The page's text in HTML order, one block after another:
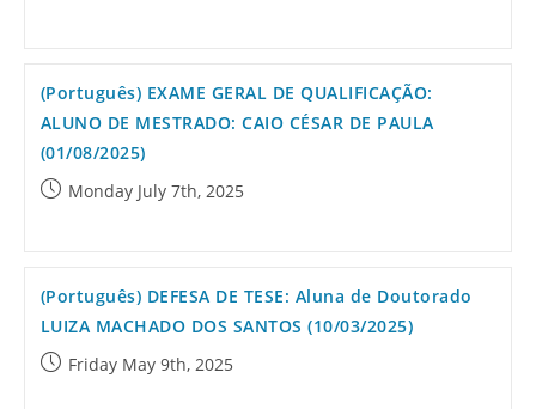
(Português) EXAME GERAL DE QUALIFICAÇÃO:
ALUNO DE MESTRADO: CAIO CÉSAR DE PAULA
(01/08/2025)
Monday July 7th, 2025
(Português) DEFESA DE TESE: Aluna de Doutorado
LUIZA MACHADO DOS SANTOS (10/03/2025)
Friday May 9th, 2025